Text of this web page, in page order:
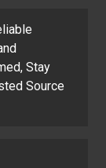
Stay
Source